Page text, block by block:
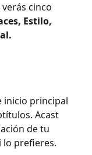
cinco
Estilo,
inicio principal
Acast
de tu
lo prefieres.